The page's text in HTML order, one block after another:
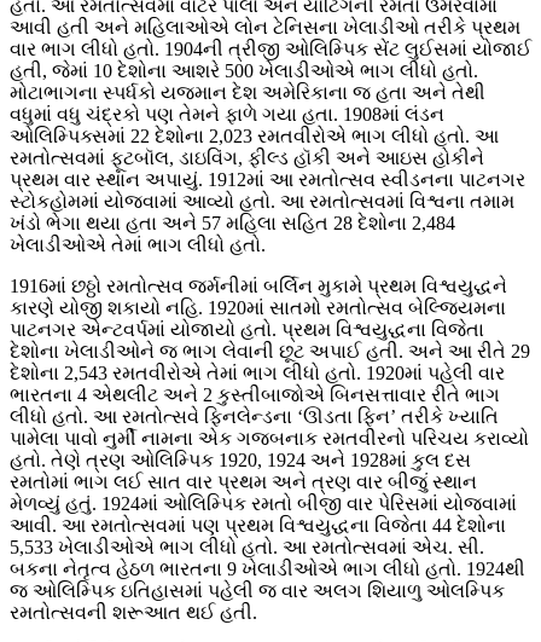
હતો. આ રમતોત્સવમાં વૉટર પોલો અને યૉટિંગની રમતો ઉમેરવામાં
આવી હતી અને મહિલાઓએ લોન ટેનિસના ખેલાડીઓ તરીકે પ્રથમ
વાર ભાગ લીધો હતો. 1904ની ત્રીજી ઓલિમ્પિક સેંટ લુઈસમાં યોજાઈ
હતી, જેમાં 10 દેશોના આશરે 500 ખેલાડીઓએ ભાગ લીધો હતો.
મોટાભાગના સ્પર્ધકો યજમાન દેશ અમેરિકાના જ હતા અને તેથી
વધુમાં વધુ ચંદ્રકો પણ તેમને ફાળે ગયા હતા. 1908માં લંડન
ઓલિમ્પિક્સમાં 22 દેશોના 2,023 રમતવીરોએ ભાગ લીધો હતો. આ
રમતોત્સવમાં ફૂટબૉલ, ડાઇવિંગ, ફીલ્ડ હૉકી અને આઇસ હોકીને
પ્રથમ વાર સ્થાન અપાયું. 1912માં આ રમતોત્સવ સ્વીડનના પાટનગર
સ્ટોકહોમમાં યોજવામાં આવ્યો હતો. આ રમતોત્સવમાં વિશ્વના તમામ
ખંડો ભેગા થયા હતા અને 57 મહિલા સહિત 28 દેશોના 2,484
ખેલાડીઓએ તેમાં ભાગ લીધો હતો.
1916માં છઠ્ઠો રમતોત્સવ જર્મનીમાં બર્લિન મુકામે પ્રથમ વિશ્વયુદ્ધને
કારણે યોજી શકાયો નહિ. 1920માં સાતમો રમતોત્સવ બેલ્જિયમના
પાટનગર એન્ટવર્પમાં યોજાયો હતો. પ્રથમ વિશ્વયુદ્ધના વિજેતા
દેશોના ખેલાડીઓને જ ભાગ લેવાની છૂટ અપાઈ હતી. અને આ રીતે 29
દેશોના 2,543 રમતવીરોએ તેમાં ભાગ લીધો હતો. 1920માં પહેલી વાર
ભારતના 4 એથલીટ અને 2 કુસ્તીબાજોએ બિનસત્તાવાર રીતે ભાગ
લીધો હતો. આ રમતોત્સવે ફિનલેન્ડના ‘ઊડતા ફિન’ તરીકે ખ્યાતિ
પામેલા પાવો નુર્મી નામના એક ગજબનાક રમતવીરનો પરિચય કરાવ્યો
હતો. તેણે ત્રણ ઓલિમ્પિક 1920, 1924 અને 1928માં કુલ દસ
રમતોમાં ભાગ લઈ સાત વાર પ્રથમ અને ત્રણ વાર બીજું સ્થાન
મેળવ્યું હતું. 1924માં ઓલિમ્પિક રમતો બીજી વાર પેરિસમાં યોજવામાં
આવી. આ રમતોત્સવમાં પણ પ્રથમ વિશ્વયુદ્ધના વિજેતા 44 દેશોના
5,533 ખેલાડીઓએ ભાગ લીધો હતો. આ રમતોત્સવમાં એચ. સી.
બકના નેતૃત્વ હેઠળ ભારતના 9 ખેલાડીઓએ ભાગ લીધો હતો. 1924થી
જ ઓલિમ્પિક ઇતિહાસમાં પહેલી જ વાર અલગ શિયાળુ ઓલમ્પિક
રમતોત્સવની શરૂઆત થઈ હતી.